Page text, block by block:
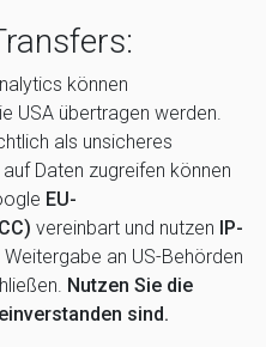
können
USA übertragen werden.
als unsicheres
Daten zugreifen können
EU-
vereinbart und nutzen IP-
Weitergabe an US-Behörden
Nutzen Sie die
sind.